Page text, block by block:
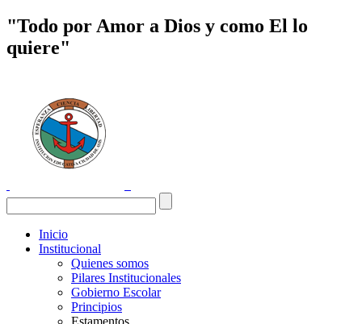
"Todo por Amor a Dios y como El lo
quiere"
Inicio
Institucional
Quienes somos
Pilares Institucionales
Gobierno Escolar
Principios
Estamentos